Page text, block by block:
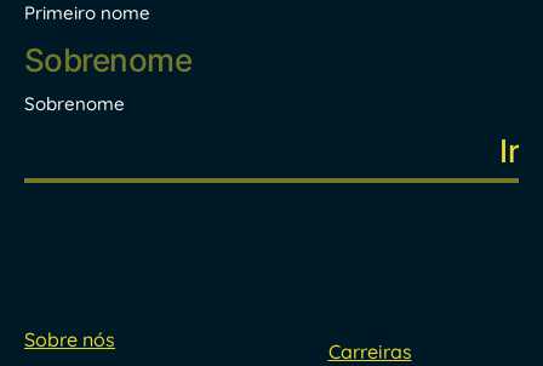
Primeiro nome
Sobrenome
Sobre nós
Carreiras